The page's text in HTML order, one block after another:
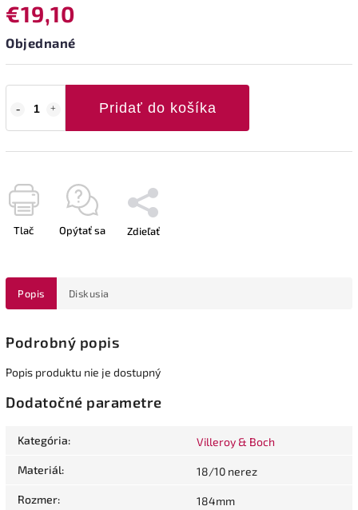
€19,10
Objednané
Pridať do košíka
Tlač Opýtať sa Zdieľať
Popis Diskusia
Podrobný popis
Popis produktu nie je dostupný
Dodatočné parametre
Kategória: Villeroy & Boch
Materiál: 18/10 nerez
Rozmer: 184mm